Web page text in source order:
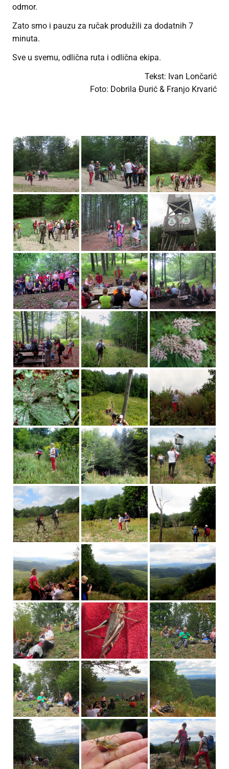
odmor.
Zato smo i pauzu za ručak produžili za dodatnih 7
minuta.
Sve u svemu, odlična ruta i odlična ekipa.
Tekst: Ivan Lončarić
Foto: Dobrila Đurić & Franjo Krvarić